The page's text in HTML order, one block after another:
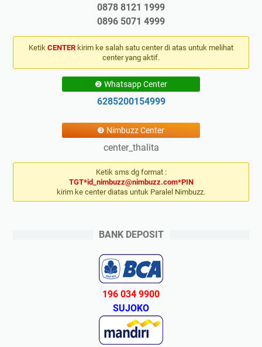
0878 8121 1999
0896 5071 4999
Ketik CENTER kirim ke salah satu center di atas untuk melihat
center yang aktif.
❷ Whatsapp Center
6285200154999
❸ Nimbuzz Center
center_thalita
Ketik sms dg format :
TGT*id_nimbuzz@nimbuzz.com*PIN
kirim ke center diatas untuk Paralel Nimbuzz.
BANK DEPOSIT
196 034 9900
SUJOKO